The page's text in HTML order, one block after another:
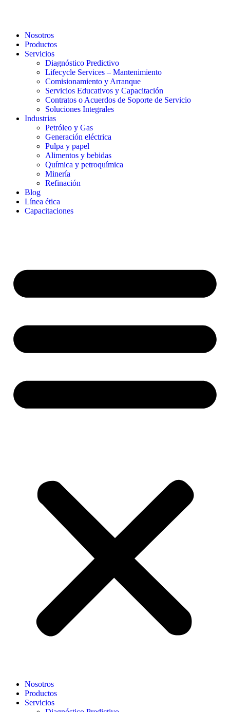
Nosotros
Productos
Servicios
Diagnóstico Predictivo
Lifecycle Services – Mantenimiento
Comisionamiento y Arranque
Servicios Educativos y Capacitación
Contratos o Acuerdos de Soporte de Servicio
Soluciones Integrales
Industrias
Petróleo y Gas
Generación eléctrica
Pulpa y papel
Alimentos y bebidas
Química y petroquímica
Minería
Refinación
Blog
Línea ética
Capacitaciones
Nosotros
Productos
Servicios